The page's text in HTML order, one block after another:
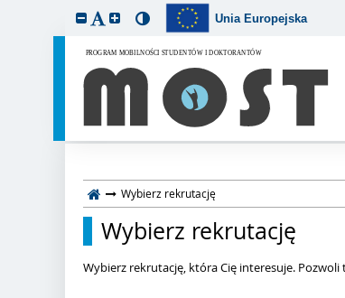
Unia Europejska
Wybierz rekrutację
Wybierz rekrutację
Wybierz rekrutację, która Cię interesuje.